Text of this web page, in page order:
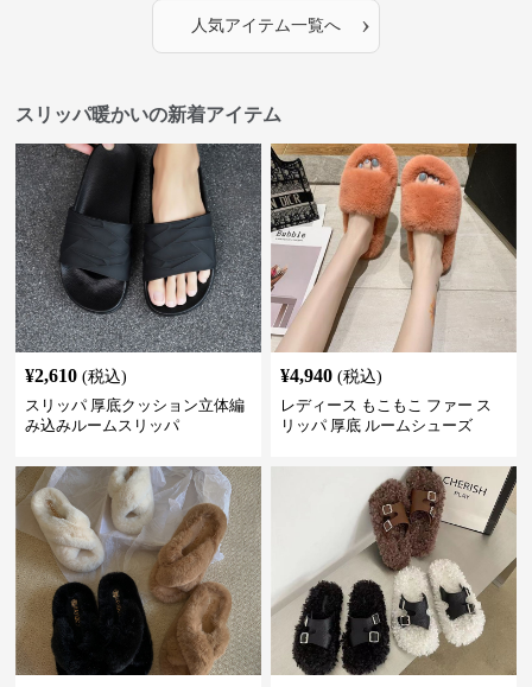
人気アイテム一覧へ ›
スリッパ暖かいの新着アイテム
¥2,610 (税込)
スリッパ 厚底クッション立体編
み込みルームスリッパ
¥4,940 (税込)
レディース もこもこ ファー ス
リッパ 厚底 ルームシューズ